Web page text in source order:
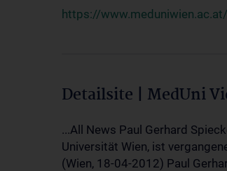
https://
Detailsite | MedUni
...All News Paul Gerhard
Universität Wien, ist
(Wien, 18-04-2012) Paul